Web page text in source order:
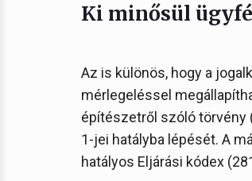
Ki minősül
Az is különös, hogy a
mérlegeléssel
építészetről szóló törvény
1-jei hatályba lépését. A
hatályos Eljárási kódex